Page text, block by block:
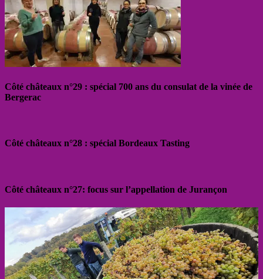
Côté châteaux n°29 : spécial 700 ans du consulat de la vinée de
Bergerac
Côté châteaux n°28 : spécial Bordeaux Tasting
Côté châteaux n°27: focus sur l’appellation de Jurançon